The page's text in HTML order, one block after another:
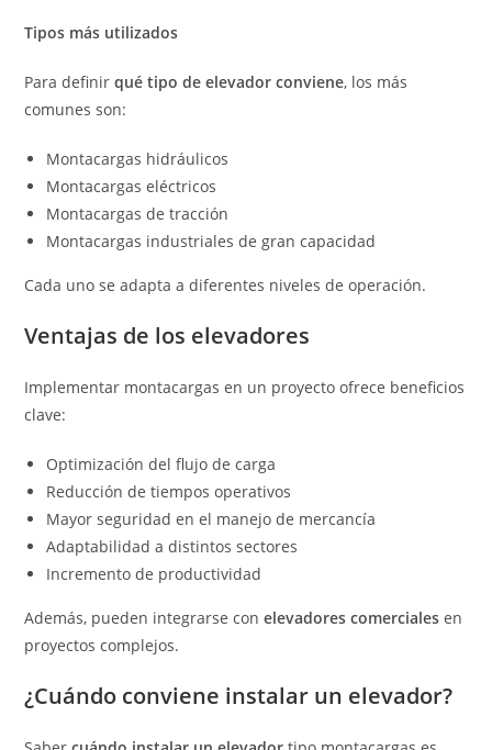
Tipos más utilizados
Para definirqué tipo de elevador conviene, los más
comunes son:
Montacargas hidráulicos
Montacargas eléctricos
Montacargas de tracción
Montacargas industriales de gran capacidad
Cada uno se adapta a diferentes niveles de operación.
Ventajas de los elevadores
Implementar montacargas en un proyecto ofrece beneficios
clave:
Optimización del flujo de carga
Reducción de tiempos operativos
Mayor seguridad en el manejo de mercancía
Adaptabilidad a distintos sectores
Incremento de productividad
Además, pueden integrarse conelevadores comerciales en
proyectos complejos.
¿Cuándo conviene instalar un elevador?